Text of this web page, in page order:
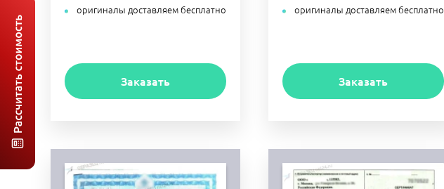
оригиналы доставляем бесплатно
Заказать
оригиналы доставляем бесплатно
Заказать